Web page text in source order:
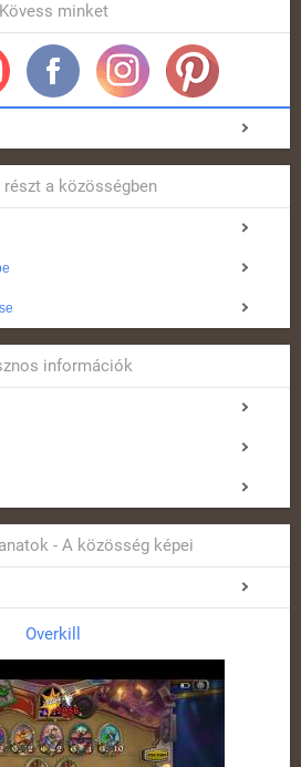
Kövess minket
részt a közösségben
információk
- A közösség képei
Overkill